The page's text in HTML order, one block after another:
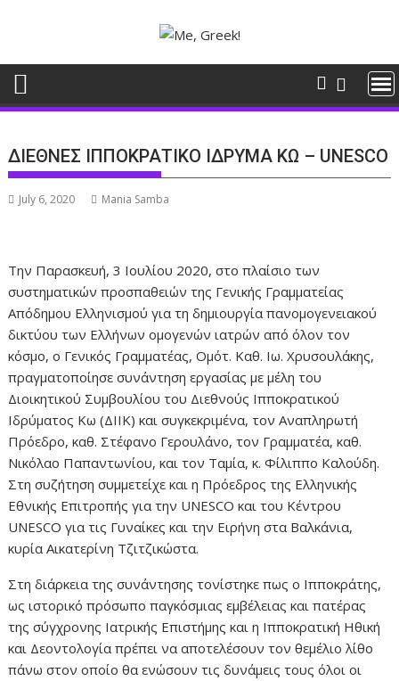
ΔΙΕΘΝΕΣ ΙΠΠΟΚΡΑΤΙΚΟ ΙΔΡΥΜΑ ΚΩ – UNESCO
July 6, 2020 Mania Samba
Την Παρασκευή, 3 Ιουλίου 2020, στο πλαίσιο των
συστηματικών προσπαθειών της Γενικής Γραμματείας
Απόδημου Ελληνισμού για τη δημιουργία πανομογενειακού
δικτύου των Ελλήνων ομογενών ιατρών από όλον τον
κόσμο, ο Γενικός Γραμματέας, Ομότ. Καθ. Ιω. Χρυσουλάκης,
πραγματοποίησε συνάντηση εργασίας με μέλη του
Διοικητικού Συμβουλίου του Διεθνούς Ιπποκρατικού
Ιδρύματος Κω (ΔΙΙΚ) και συγκεκριμένα, τον Αναπληρωτή
Πρόεδρο, καθ. Στέφανο Γερουλάνο, τον Γραμματέα, καθ.
Νικόλαο Παπαντωνίου, και τον Ταμία, κ. Φίλιππο Καλούδη.
Στη συζήτηση συμμετείχε και η Πρόεδρος της Ελληνικής
Εθνικής Επιτροπής για την UNESCO και του Κέντρου
UNESCO για τις Γυναίκες και την Ειρήνη στα Βαλκάνια,
κυρία Αικατερίνη Τζιτζικώστα.
Στη διάρκεια της συνάντησης τονίστηκε πως ο Ιπποκράτης,
ως ιστορικό πρόσωπο παγκόσμιας εμβέλειας και πατέρας
της σύγχρονης Ιατρικής Επιστήμης και η Ιπποκρατική Ηθική
και Δεοντολογία πρέπει να αποτελέσουν τον θεμέλιο λίθο
πάνω στον οποίο θα ενώσουν τις δυνάμεις τους όλοι οι